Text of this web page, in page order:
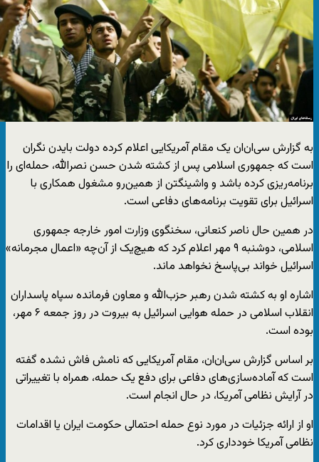
به گزارش سی‌ان‌ان یک مقام آمریکایی اعلام کرده دولت بایدن نگران
است که جمهوری اسلامی پس از کشته شدن حسن نصرالله، حمله‌ای را
برنامه‌ریزی کرده باشد و واشینگتن از همین‌رو مشغول همکاری با
اسرائیل برای تقویت برنامه‌های دفاعی است.
در همین حال ناصر کنعانی، سخنگوی وزارت امور خارجه جمهوری
اسلامی، دوشنبه ۹ مهر اعلام کرد که هیچ‌یک از آن‌چه «اعمال مجرمانه»
اسرائیل خواند بی‌پاسخ نخواهد ماند.
اشاره او به کشته شدن رهبر حزب‌الله و معاون فرمانده سپاه پاسداران
انقلاب اسلامی در حمله هوایی اسرائیل به بیروت در روز جمعه ۶ مهر،
بوده است.
بر اساس گزارش سی‌ان‌ان، مقام آمریکایی که نامش فاش نشده گفته
است که آماده‌سازی‌های دفاعی برای دفع یک حمله، همراه با تغییراتی
در آرایش نظامی آمریکا، در حال انجام است.
او از ارائه جزئیات در مورد نوع حمله احتمالی حکومت ایران یا اقدامات
نظامی آمریکا خودداری کرد.